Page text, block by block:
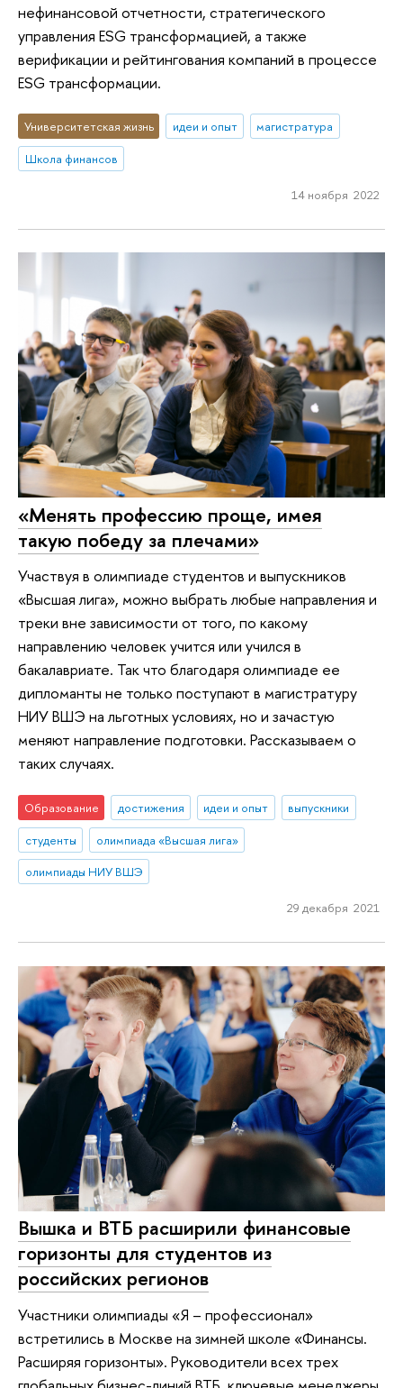
нефинансовой отчетности, стратегического
управления ESG трансформацией, а также
верификации и рейтингования компаний в процессе
ESG трансформации.
Университетская жизнь идеи и опыт
магистратура
Школа финансов
14 ноября 2022
«Менять профессию проще, имея
такую победу за плечами»
Участвуя в олимпиаде студентов и выпускников
«Высшая лига», можно выбрать любые направления и
треки вне зависимости от того, по какому
направлению человек учится или учился в
бакалавриате. Так что благодаря олимпиаде ее
дипломанты не только поступают в магистратуру
НИУ ВШЭ на льготных условиях, но и зачастую
меняют направление подготовки. Рассказываем о
таких случаях.
Образование достижения идеи и опыт
выпускники
студенты
олимпиада «Высшая лига»
олимпиады НИУ ВШЭ
29 декабря 2021
Вышка и ВТБ расширили финансовые
горизонты для студентов из
российских регионов
Участники олимпиады «Я – профессионал»
встретились в Москве на зимней школе «Финансы.
Расширяя горизонты». Руководители всех трех